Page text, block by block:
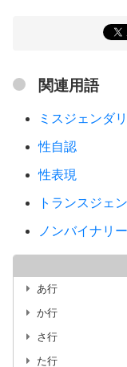
関連用語
ミスジェンダ
性自認
性表現
トランスジェ
ノンバイナリー
あ行
か行
さ行
た行